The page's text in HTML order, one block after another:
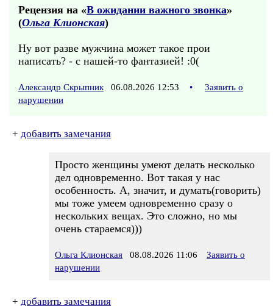
Рецензия на «В ожидании важного звонка»
(Ольга Клионская)
Ну вот разве мужчина может такое прои
написать? - с нашей-то фантазией! :0(
Александр Скрыпник 06.08.2026 12:53 •
Заявить о
нарушении
+ добавить замечания
Просто женщины умеют делать несколько
дел одновременно. Вот такая у нас
особенность. А, значит, и думать(говорить)
мы тоже умеем одновременно сразу о
нескольких вещах. Это сложно, но мы
очень стараемся)))
Ольга Клионская 08.08.2026 11:06
Заявить о
нарушении
+ добавить замечания